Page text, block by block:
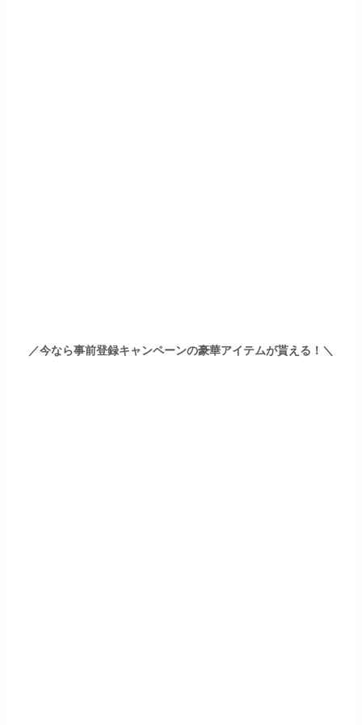
／今なら事前登録キャンペーンの豪華アイテムが貰える！＼